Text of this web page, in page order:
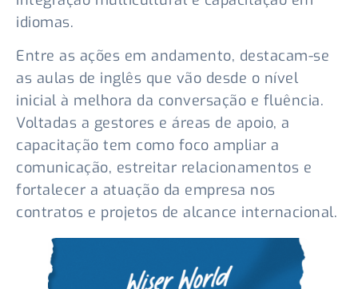
idiomas.
Entre as ações em andamento, destacam-se
as aulas de inglês que vão desde o nível
inicial à melhora da conversação e fluência.
Voltadas a gestores e áreas de apoio, a
capacitação tem como foco ampliar a
comunicação, estreitar relacionamentos e
fortalecer a atuação da empresa nos
contratos e projetos de alcance internacional.